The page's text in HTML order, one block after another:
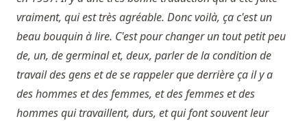
vraiment, qui est très agréable. Donc voilà, ça c'est un
beau bouquin à lire. C'est pour changer un tout petit peu
de, un, de germinal et, deux, parler de la condition de
travail des gens et de se rappeler que derrière ça il y a
des hommes et des femmes, et des femmes et des
hommes qui travaillent, durs, et qui font souvent leur